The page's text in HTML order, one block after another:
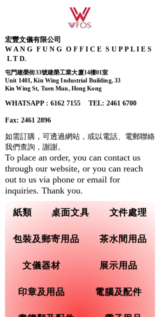
宏豐文儀有限公司
W A N G F U N G O F F I C E S U P P L I E S
L T D.
屯門建榮街33號建榮工業大廈14樓01室
Unit 1401, Kin Wing Industrial Building, 33
Kin Wing St, Tuen Mun, Hong Kong
WHATSAPP : 6162 7155​ TEL: 2461 6700
Fax: 2461 2896
紙類 桌面文具 文件處理
包裝及郵寄用品 茶水間用品
文儀器材 展示用品
印章及用品 電腦及配件
如需訂購，可透過網站，或以電話、電郵聯絡
我們查詢， 謝謝。
To place an order, you can contact us
through our website, or you can reach
out to us via phone or email for
inquiries. Thank you.